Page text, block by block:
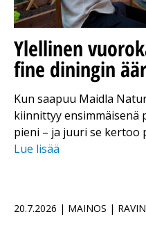
Ylellinen
fine diningin
Kun saapuu Maidla
kiinnittyy ensimmäisenä
pieni – ja juuri se kertoo
Lue lisää
20.7.2026 | MAINOS |